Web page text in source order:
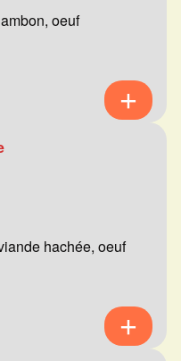
oeuf
hachée, oeuf